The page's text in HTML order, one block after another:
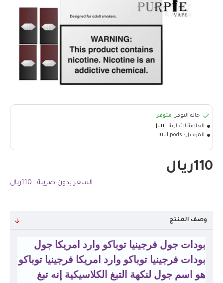
110ريال
السعر بدون ضريبة : 110ريال
حالة التوفر: متوفر
العلامة التجارية: juul
الموديل: juul pods
وصف المنتج
بودات جول فرجينيا توباكو وارد امريكا جول
بودات فرجينيا توباكو وارد امريكا فرجينيا توباكو
هو اسم جول لنكهة التبغ الكلاسيكية إنه تبغ